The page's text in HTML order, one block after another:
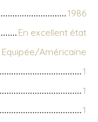
1986
En excellent état
Equipée/Américaine
1
1
1